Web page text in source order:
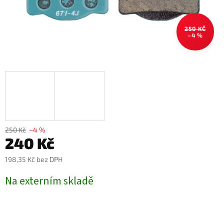
250 KČ
–4 %
250 Kč –4 %
240 Kč
198,35 Kč bez DPH
cena:
Na externím skladě